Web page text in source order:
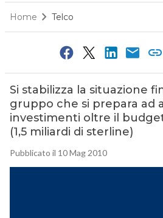
Home Telco
Si stabilizza la situazione
gruppo che si prepara ad
investimenti oltre il
(1,5 miliardi di sterline)
Pubblicato il 10 Mag 2010